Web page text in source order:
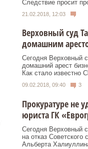
Следствие просит
21.02.2018, 12:03
Верховный суд
домашним
Сегодня Верховный
домашний арест
Как стало известно
09.02.2018, 09:40 3
Прокуратуре не
юриста ГК
Сегодня Верховный
на отказ
Альберта